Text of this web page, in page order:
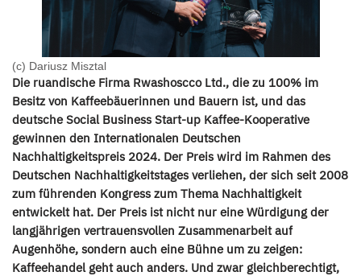
(c) Dariusz Misztal
Die ruandische Firma Rwashoscco Ltd., die zu 100% im
Besitz von Kaffeebäuerinnen und Bauern ist, und das
deutsche Social Business Start-up Kaffee-Kooperative
gewinnen den Internationalen Deutschen
Nachhaltigkeitspreis 2024. Der Preis wird im Rahmen des
Deutschen Nachhaltigkeitstages verliehen, der sich seit 2008
zum führenden Kongress zum Thema Nachhaltigkeit
entwickelt hat. Der Preis ist nicht nur eine Würdigung der
langjährigen vertrauensvollen Zusammenarbeit auf
Augenhöhe, sondern auch eine Bühne um zu zeigen:
Kaffeehandel geht auch anders. Und zwar gleichberechtigt,